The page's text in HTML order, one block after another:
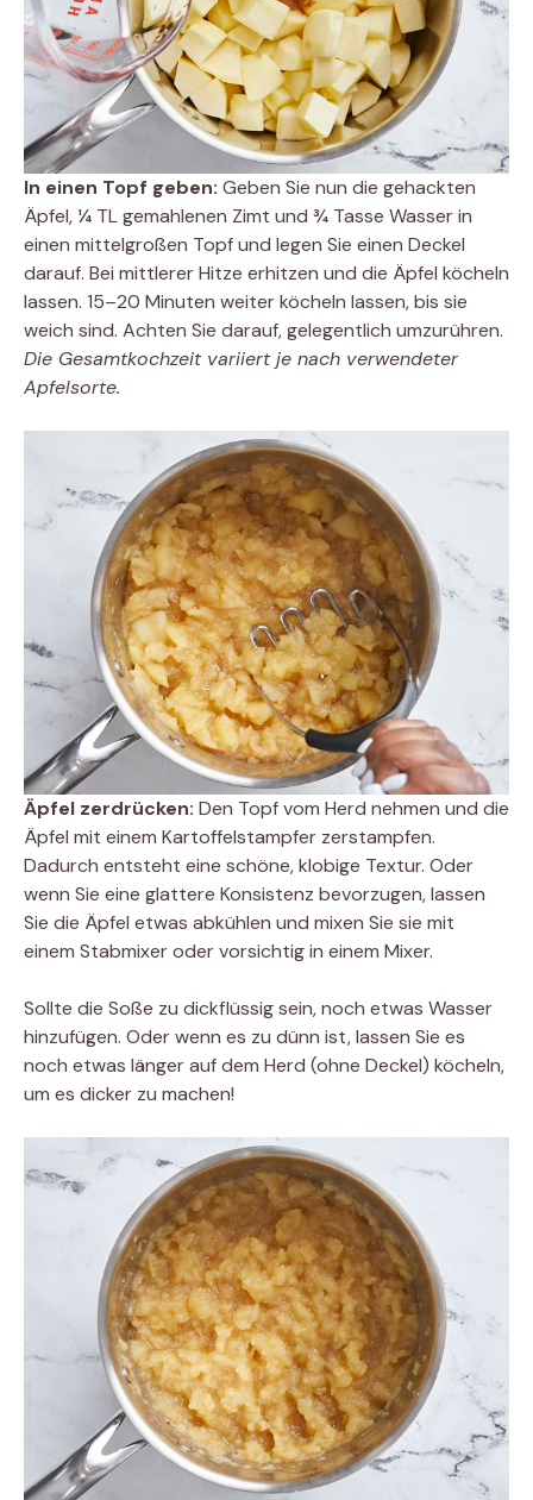
In einen Topf geben: Geben Sie nun die gehackten
Äpfel, ¼ TL gemahlenen Zimt und ¾ Tasse Wasser in
einen mittelgroßen Topf und legen Sie einen Deckel
darauf. Bei mittlerer Hitze erhitzen und die Äpfel köcheln
lassen. 15–20 Minuten weiter köcheln lassen, bis sie
weich sind. Achten Sie darauf, gelegentlich umzurühren.
Die Gesamtkochzeit variiert je nach verwendeter
Apfelsorte.
Äpfel zerdrücken: Den Topf vom Herd nehmen und die
Äpfel mit einem Kartoffelstampfer zerstampfen.
Dadurch entsteht eine schöne, klobige Textur. Oder
wenn Sie eine glattere Konsistenz bevorzugen, lassen
Sie die Äpfel etwas abkühlen und mixen Sie sie mit
einem Stabmixer oder vorsichtig in einem Mixer.
Sollte die Soße zu dickflüssig sein, noch etwas Wasser
hinzufügen. Oder wenn es zu dünn ist, lassen Sie es
noch etwas länger auf dem Herd (ohne Deckel) köcheln,
um es dicker zu machen!